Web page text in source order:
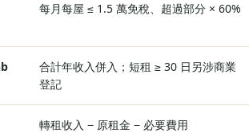
每月每屋 ≤ 1.5 萬免稅、超過部分 × 60%
合計年收入併入；短租 ≥ 30 日另涉商業
登記
轉租收入 − 原租金 − 必要費用